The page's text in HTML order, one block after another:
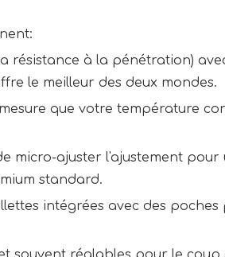
résistance à la pénétration)
le meilleur des deux mondes.
que votre température
micro-ajuster l'ajustement
standard.
intégrées avec des poches